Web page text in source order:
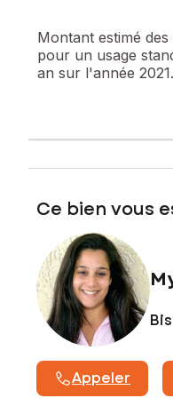
Deux chambres avec
d’un environnement
un chalet en
Confort et équipements
Piscine
Panneaux solaires
Adoucisseur d’eau
Montant estimé
pour un usage
an sur l'année 2021.
Ce bien vous
Appeler